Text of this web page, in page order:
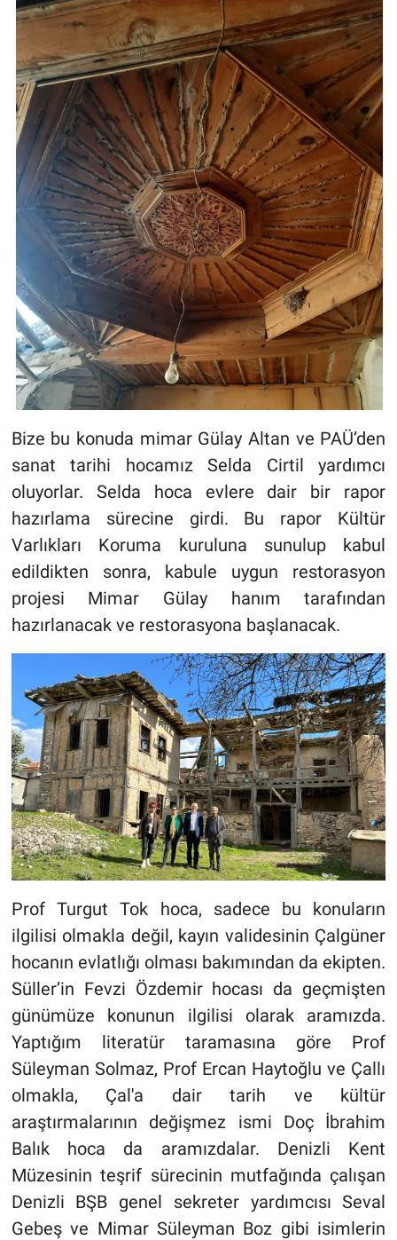
Bize bu konuda mimar Gülay Altan ve PAÜ’den
sanat tarihi hocamız Selda Cirtil yardımcı
oluyorlar. Selda hoca evlere dair bir rapor
hazırlama sürecine girdi. Bu rapor Kültür
Varlıkları Koruma kuruluna sunulup kabul
edildikten sonra, kabule uygun restorasyon
projesi Mimar Gülay hanım tarafından
hazırlanacak ve restorasyona başlanacak.
Prof Turgut Tok hoca, sadece bu konuların
ilgilisi olmakla değil, kayın validesinin Çalgüner
hocanın evlatlığı olması bakımından da ekipten.
Süller’in Fevzi Özdemir hocası da geçmişten
günümüze konunun ilgilisi olarak aramızda.
Yaptığım literatür taramasına göre Prof
Süleyman Solmaz, Prof Ercan Haytoğlu ve Çallı
olmakla, Çal'a dair tarih ve kültür
araştırmalarının değişmez ismi Doç İbrahim
Balık hoca da aramızdalar. Denizli Kent
Müzesinin teşrif sürecinin mutfağında çalışan
Denizli BŞB genel sekreter yardımcısı Seval
Gebeş ve Mimar Süleyman Boz gibi isimlerin